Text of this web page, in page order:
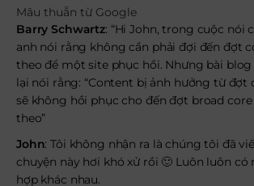
Mâu thuẫn từ Google
Barry Schwartz: “Hi John, trong cuộc nói
anh nói rằng không cần phải đợi đến đợt
theo để một site phục hồi. Nhưng bài
lại nói rằng: “Content bị ảnh hưởng từ đợt
sẽ không hồi phục cho đến đợt broad
theo”
John: Tôi không nhận ra là chúng tôi đã
chuyện này hơi khó xử rồi 🙂 Luôn luôn có
hợp khác nhau.